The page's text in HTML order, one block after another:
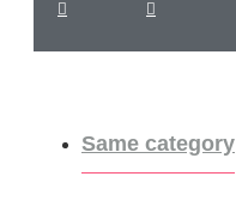
Same category